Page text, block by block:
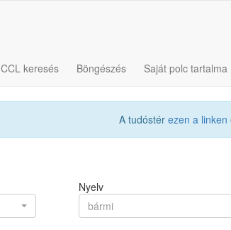
CCL keresés Böngészés Saját polc tartalma
A tudóstér ezen a linken
Nyelv
bármi